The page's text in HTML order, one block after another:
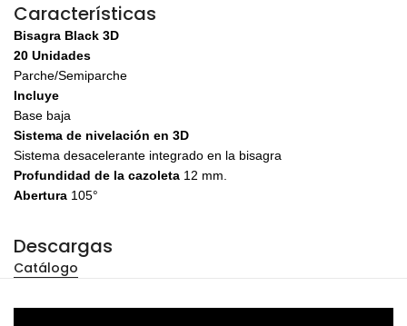
Características
Bisagra Black 3D
20 Unidades
Parche/Semiparche
Incluye
Base baja
Sistema de nivelación en 3D
Sistema desacelerante integrado en la bisagra
Profundidad de la cazoleta 12 mm.
Abertura 105°
Descargas
Catálogo